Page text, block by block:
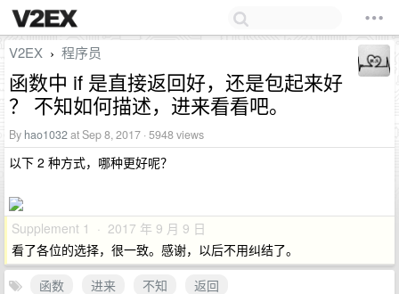
V2EX › 程序员
函数中 if 是直接返回好，还是包起来好
？ 不知如何描述，进来看看吧。
By hao1032at Sep 8, 2017 · 5948 views
以下 2 种方式，哪种更好呢？
Supplement 1 · 2017 年 9 月 9 日
看了各位的选择，很一致。感谢，以后不用纠结了。
函数
进来 不知
返回